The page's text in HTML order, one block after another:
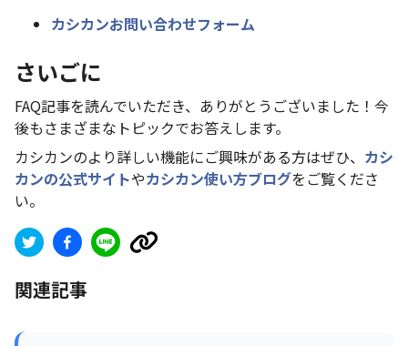
カシカンお問い合わせフォーム
さいごに
FAQ記事を読んでいただき、ありがとうございました！今
後もさまざまなトピックでお答えします。
カシカンのより詳しい機能にご興味がある方はぜひ、 カシ
カンの公式サイトやカシカン使い方ブログをご覧くださ
い。
関連記事